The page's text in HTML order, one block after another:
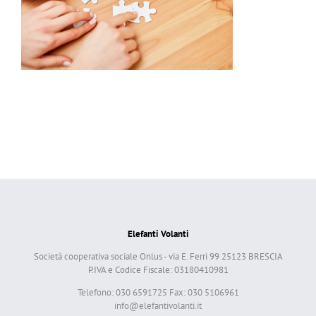
Elefanti Volanti
Società cooperativa sociale Onlus - via E. Ferri 99 25123 BRESCIA
P.IVA e Codice Fiscale: 03180410981
Telefono: 030 6591725 Fax: 030 5106961
info@elefantivolanti.it